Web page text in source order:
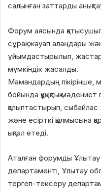
салынған заттарды
Форум аясында
сұрақ-жауап алаңдары
ұйымдастырылып,
мүмкіндік жасалды.
Мамандардың
бойында құқықтық мәдениет
қалыптастырып, сыбайлас
және есірткі қылмысына
ықпал етеді.
Аталған форумды
департаменті, Ұлытау
тергеп-тексеру